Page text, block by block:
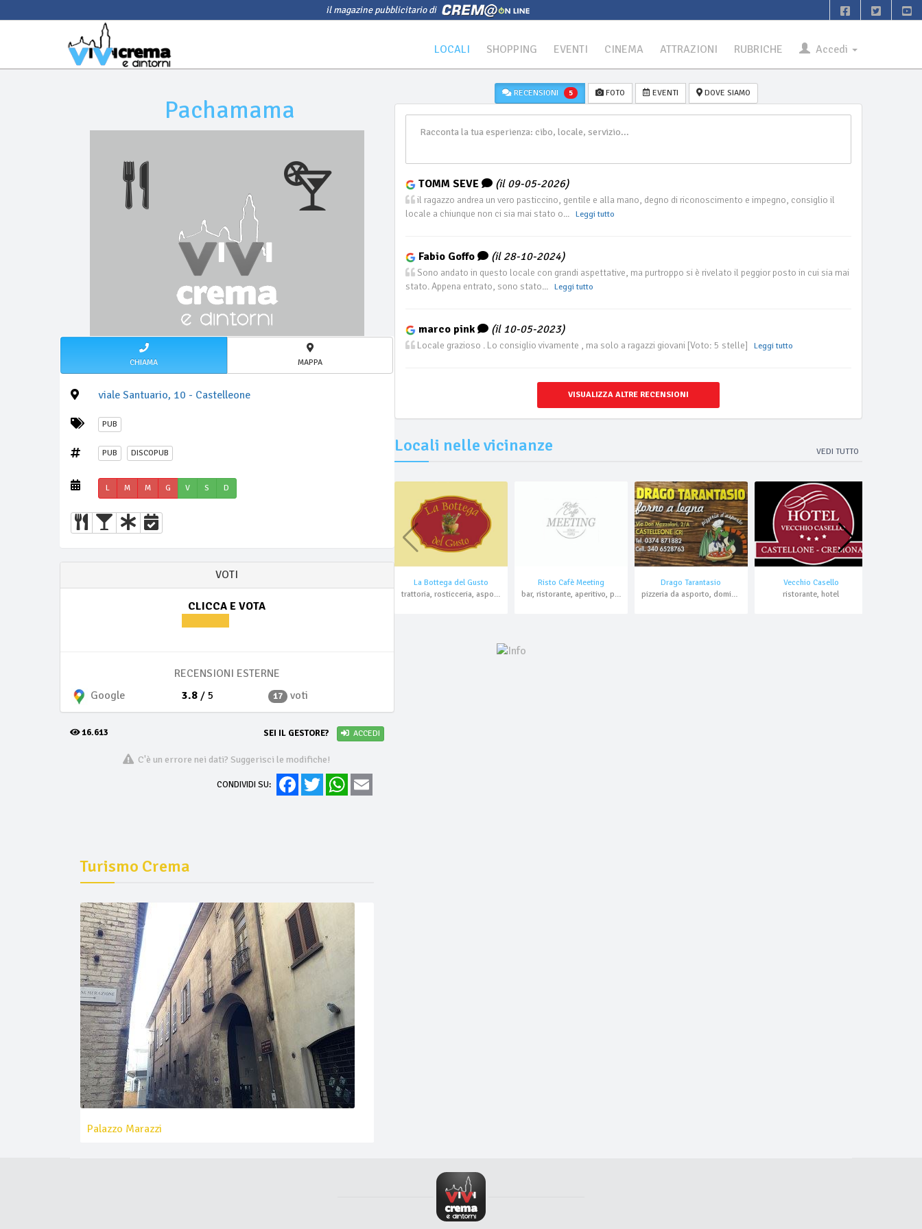
il magazine pubblicitario di
LOCALI SHOPPING EVENTI CINEMA ATTRAZIONI RUBRICHE Accedi
Pachamama
CHIAMA MAPPA
viale Santuario, 10 - Castelleone
PUB
PUB DISCOPUB
L M M G V S D
VOTI
CLICCA E VOTA
RECENSIONI ESTERNE
Google
3.8/ 5 17 voti
16.613 SEI IL GESTORE? ACCEDI
C'è un errore nei dati? Suggerisci le modifiche!
CONDIVIDI SU: FacebookTwitter WhatsApp
Turismo Crema
Palazzo Marazzi
RECENSIONI 5 FOTO EVENTI DOVE SIAMO
TOMM SEVE (il 09-05-2026)
il ragazzo andrea un vero pasticcino, gentile e alla mano, degno di riconoscimento e impegno, consiglio il
locale a chiunque non ci sia mai stato o... Leggi tutto
Fabio Goffo (il 28-10-2024)
Sono andato in questo locale con grandi aspettative, ma purtroppo si è rivelato il peggior posto in cui sia mai
stato. Appena entrato, sono stato... Leggi tutto
marco pink (il 10-05-2023)
Locale grazioso . Lo consiglio vivamente , ma solo a ragazzi giovani [Voto: 5 stelle] Leggi tutto
VISUALIZZA ALTRE RECENSIONI
Locali nelle vicinanze VEDI TUTTO
La Bottega del Gusto
trattoria, rosticceria, asporto, domicilio
Risto Cafè Meeting
bar, ristorante, aperitivo, pranzo di lavoro, domicilio, asporto
Drago Tarantasio
pizzeria da asporto, domicilio
Vecchio Casello
ristorante, hotel